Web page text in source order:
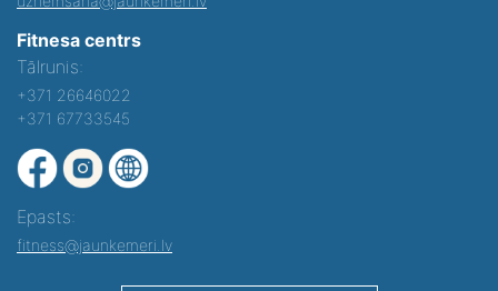
Fitnesa centrs
Tālrunis:
+371 26646022
+371 67733545
Epasts:
fitness@jaunkemeri.lv